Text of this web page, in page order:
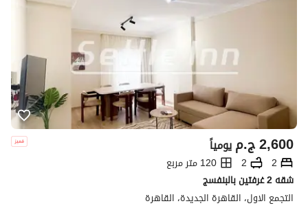
ج.م2,600 يومياً
2
2
120 متر مربع
شقه 2 غرفتين بالبنفسج
التجمع الاول، القاهرة الجديدة، القاهرة